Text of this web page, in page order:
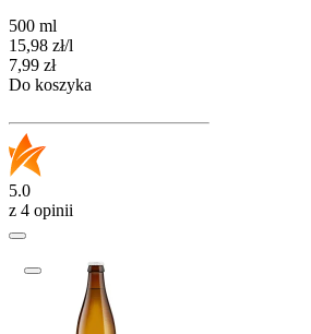
500 ml
15,98 zł/l
Cena
7,99 zł
Do koszyka
5.0
z 4 opinii